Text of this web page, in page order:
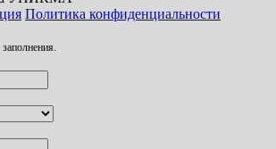
Политика конфиденциальности